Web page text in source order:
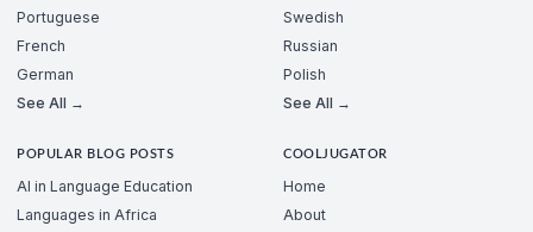
Portuguese
French
German
See All →
Swedish
Russian
Polish
See All →
POPULAR BLOG POSTS
AI in Language Education
Languages in Africa
COOLJUGATOR
Home
About